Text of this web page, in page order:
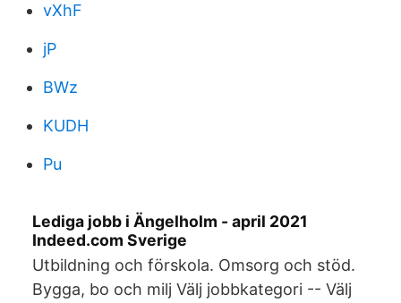
vXhF
jP
BWz
KUDH
Pu
Lediga jobb i Ängelholm - april 2021
Indeed.com Sverige
Utbildning och förskola. Omsorg och stöd.
Bygga, bo och milj Välj jobbkategori -- Välj